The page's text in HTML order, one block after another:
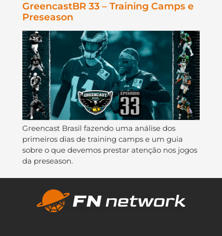
GreencastBR 33 – Training Camps e
Preseason
Greencast Brasil fazendo uma análise dos
primeiros dias de training camps e um guia
sobre o que devemos prestar atenção nos jogos
da preseason.